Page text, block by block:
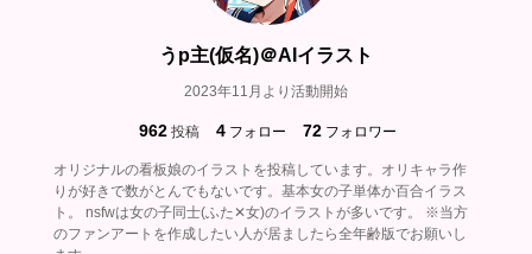
うp主(仮名)＠AIイラスト
2023年11月より活動開始
962 投稿 4 フォロー 72 フォロワー
オリジナルの看板娘のイラストを投稿しています。オリキャラ作
りが好きで数がとんでもないです。基本女の子単体か百合イラス
ト。 nsfwは女の子同士(ふた✕女)のイラストが多いです。 ※当方
のファンアートを作成したい人が居ましたら全年齢版でお願いし